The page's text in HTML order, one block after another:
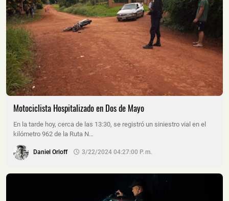
Motociclista Hospitalizado en Dos de Mayo
En la tarde hoy, cerca de las 13:30, se registró un siniestro vial en el
kilómetro 962 de la Ruta N…
Daniel Orloff 3/22/2024 04:27:00 P. M.